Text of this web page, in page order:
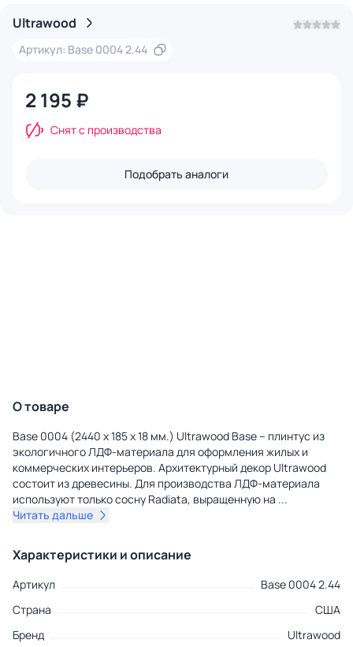
Ultrawood
Артикул: Base 0004 2.44
2 195 ₽
Снят с производства
Подобрать аналоги
О товаре
Base 0004 (2440 x 185 x 18 мм.) Ultrawood Base – плинтус из
экологичного ЛДФ-материала для оформления жилых и
коммерческих интерьеров. Архитектурный декор Ultrawood
состоит из древесины. Для производства ЛДФ-материала
используют только сосну Radiatа, выращенную на ...
Читать дальше
Характеристики и описание
Артикул
Base 0004 2.44
Страна
США
Бренд
Ultrawood